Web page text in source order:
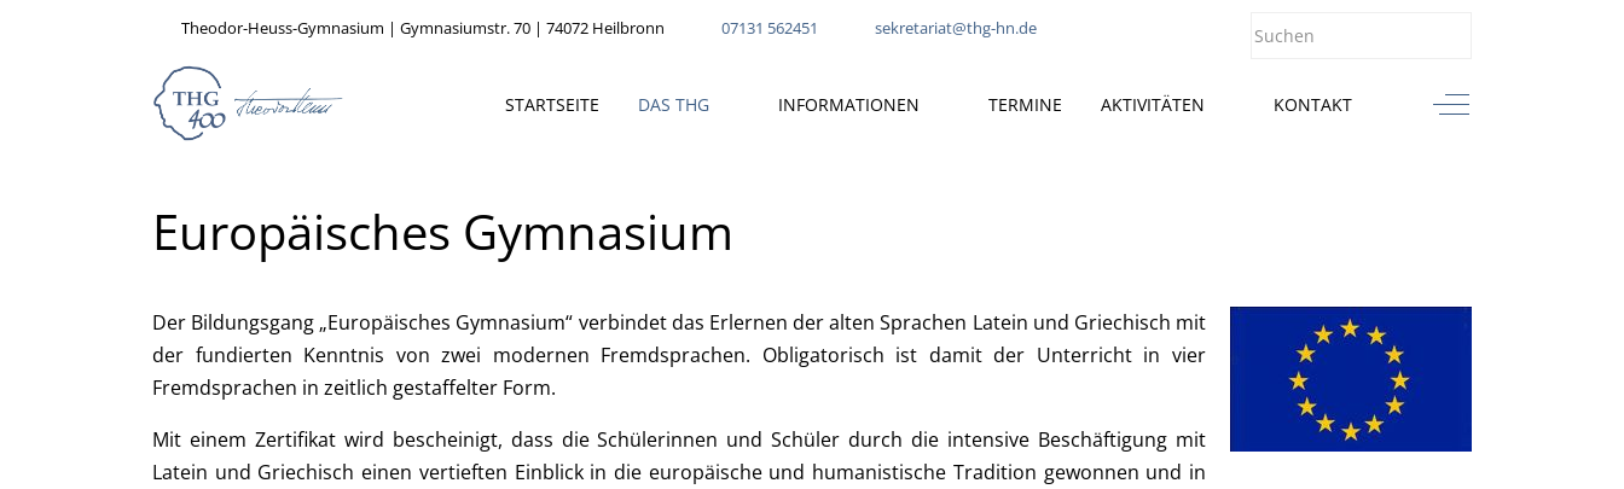
Theodor-Heuss-Gymnasium | Gymnasiumstr. 70 | 74072 Heilbronn 07131 562451 sekretariat@thg-hn.de
STARTSEITE DAS THG INFORMATIONEN TERMINE AKTIVITÄTEN KONTAKT Off-Canvas Toggle
Europäisches Gymnasium
Der Bildungsgang „Europäisches Gymnasium“ verbindet das Erlernen der alten Sprachen Latein und Griechisch mit
der fundierten Kenntnis von zwei modernen Fremdsprachen. Obligatorisch ist damit der Unterricht in vier
Fremdsprachen in zeitlich gestaffelter Form.
Mit einem Zertifikat wird bescheinigt, dass die Schülerinnen und Schüler durch die intensive Beschäftigung mit
Latein und Griechisch einen vertieften Einblick in die europäische und humanistische Tradition gewonnen und in